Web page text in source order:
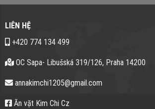
LIÊN HỆ
+420 774 134 499
OC Sapa- Libušská 319/126, Praha 14200
annakimchi1205@gmail.com
Ăn vặt Kim Chi Cz